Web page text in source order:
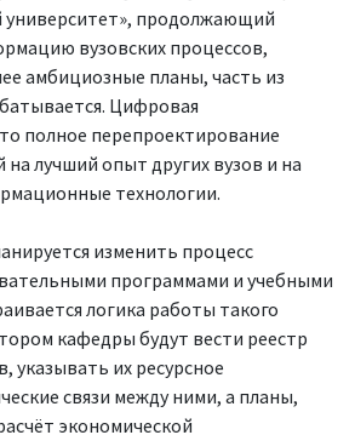
университет», продолжающий
вузовских процессов,
амбициозные планы, часть из
Цифровая
полное перепроектирование
на лучший опыт других вузов и на
технологии.
изменить процесс
программами и учебными
логика работы такого
кафедры будут вести реестр
указывать их ресурсное
связи между ними, а планы,
экономической